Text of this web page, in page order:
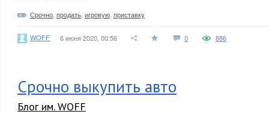
Срочно продать игровую приставку
WOFF 6 июня 2020, 00:56 0 886
Срочно выкупить авто
Блог им. WOFF